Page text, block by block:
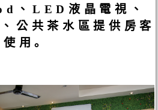
、LED液晶電視、
公共茶水區提供房客
使用｡